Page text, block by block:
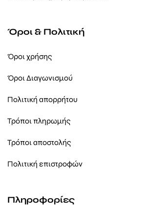
Όροι & Πολιτική
Όροι χρήσης
Όροι Διαγωνισμού
Πολιτική απορρήτου
Τρόποι πληρωμής
Τρόποι αποστολής
Πολιτική επιστροφών
Πληροφορίες